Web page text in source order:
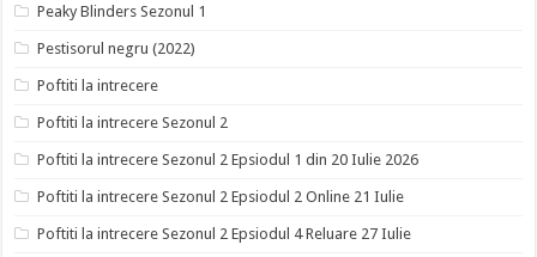
Peaky Blinders Sezonul 1
Pestisorul negru (2022)
Poftiti la intrecere
Poftiti la intrecere Sezonul 2
Poftiti la intrecere Sezonul 2 Epsiodul 1 din 20 Iulie 2026
Poftiti la intrecere Sezonul 2 Epsiodul 2 Online 21 Iulie
Poftiti la intrecere Sezonul 2 Epsiodul 4 Reluare 27 Iulie